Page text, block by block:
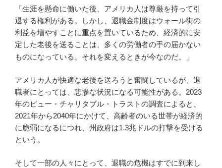
「生涯を懸命に働いた後、アメリカ人は尊厳を持って引
退する権利がある。しかし、退職金制度はウォール街の
利益を増やすことに重点を置いているため、経済的に安
定した老後を送ることは、多くの労働者の手の届かない
ものになっている。それを変えるときが今なのだ。
」
アメリカ人が快適な老後を送ろうと奮闘しているが、退
職者にとっては、悲惨な状況になる可能性がある。2023
年のピュー・チャリタブル・トラストの調査によると、
2021年から2040年にかけて、高齢者のいる世帯が経済的
に脆弱になるにつれ、州政府は1.3兆ドルの打撃を受ける
という。
そして一部の人々にとって、退職の危機はすでに到来し